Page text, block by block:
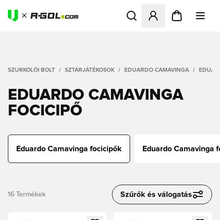
Megnyit egy modált a
SZURKOLÓI BOLT SZTÁRJÁTÉKOSOK EDUARDO CAMAVINGA
EDUARDO CAMAVINGA
FOCICIPŐ
Eduardo Camavinga focicipők Eduardo Camavinga
16 Termékek Szűrők és válogatás